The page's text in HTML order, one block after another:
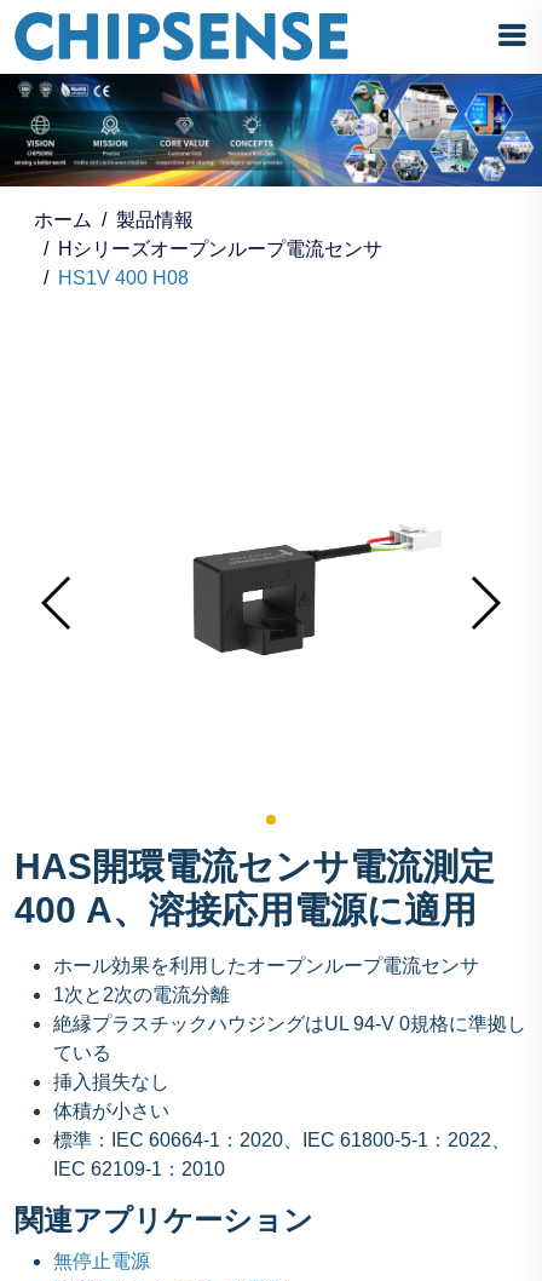
ホーム
製品情報
Hシリーズオープンループ電流センサ
HS1V 400 H08
HAS開環電流センサ電流測定
400 A、溶接応用電源に適用
ホール効果を利用したオープンループ電流センサ
1次と2次の電流分離
絶縁プラスチックハウジングはUL 94-V 0規格に準拠し
ている
挿入損失なし
体積が小さい
標準：IEC 60664-1：2020、IEC 61800-5-1：2022、
IEC 62109-1：2010
関連アプリケーション
無停止電源